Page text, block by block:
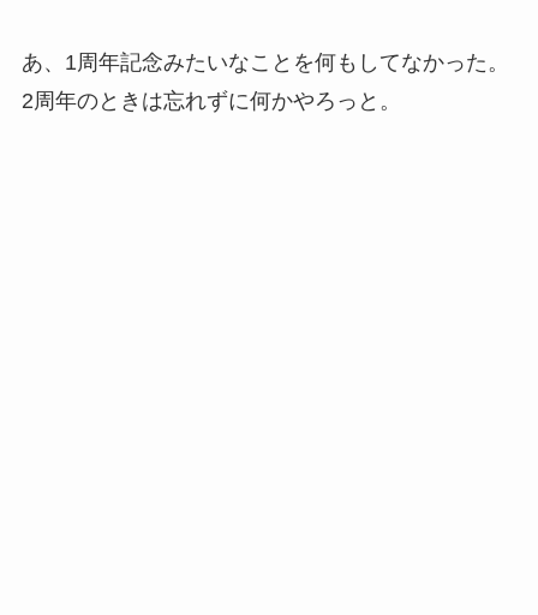
あ、1周年記念みたいなことを何もしてなかった。
2周年のときは忘れずに何かやろっと。